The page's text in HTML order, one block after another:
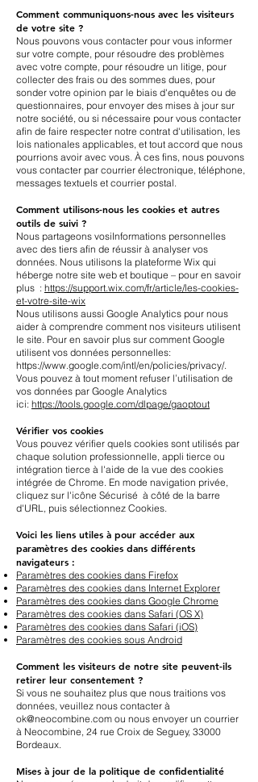
Comment communiquons-nous avec les visiteurs
de votre site ?
Nous pouvons vous contacter pour vous informer
sur votre compte, pour résoudre des problèmes
avec votre compte, pour résoudre un litige, pour
collecter des frais ou des sommes dues, pour
sonder votre opinion par le biais d'enquêtes ou de
questionnaires, pour envoyer des mises à jour sur
notre société, ou si nécessaire pour vous contacter
afin de faire respecter notre contrat d'utilisation, les
lois nationales applicables, et tout accord que nous
pourrions avoir avec vous. À ces fins, nous pouvons
vous contacter par courrier électronique, téléphone,
messages textuels et courrier postal.
Comment utilisons-nous les cookies et autres
outils de suivi ?
Nous partageons vosiInformations personnelles
avec des tiers afin de réussir à analyser vos
données. Nous utilisons la plateforme Wix qui
héberge notre site web et boutique – pour en savoir
plus : https://support.wix.com/fr/article/les-cookies-
et-votre-site-wix
Nous utilisons aussi Google Analytics pour nous
aider à comprendre comment nos visiteurs utilisent
le site. Pour en savoir plus sur comment Google
utilisent vos données personnelles:
https://www.google.com/intl/en/policies/privacy/.
Vous pouvez à tout moment refuser l’utilisation de
vos données par Google Analytics
ici: https://tools.google.com/dlpage/gaoptout
Vérifier vos cookies
Vous pouvez vérifier quels cookies sont utilisés par
chaque solution professionnelle, appli tierce ou
intégration tierce à l'aide de la vue des cookies
intégrée de Chrome. En mode navigation privée,
cliquez sur l'icône Sécurisé à côté de la barre
d'URL, puis sélectionnez Cookies.
Voici les liens utiles à pour accéder aux
paramètres des cookies dans différents
navigateurs :
Paramètres des cookies dans Firefox
Paramètres des cookies dans Internet Explorer
Paramètres des cookies dans Google Chrome
Paramètres des cookies dans Safari (OS X)
Paramètres des cookies dans Safari (iOS)
Paramètres des cookies sous Android
Comment les visiteurs de notre site peuvent-ils
retirer leur consentement ?
Si vous ne souhaitez plus que nous traitions vos
données, veuillez nous contacter à
ok@neocombine.com ou nous envoyer un courrier
à Neocombine, 24 rue Croix de Seguey, 33000
Bordeaux.
Mises à jour de la politique de confidentialité